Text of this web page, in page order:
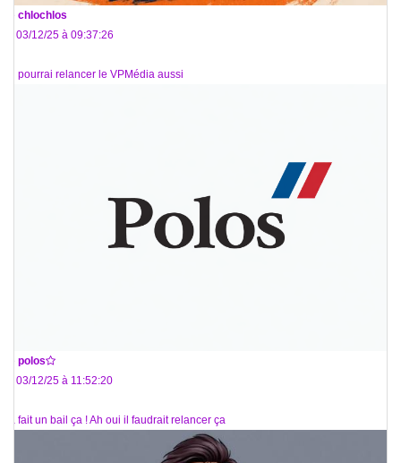
chlochlos
Le 03/12/25 à 09:37:26
On pourrai relancer le VPMédia aussi
polos
Le 03/12/25 à 11:52:20
Ça fait un bail ça ! Ah oui il faudrait relancer ça